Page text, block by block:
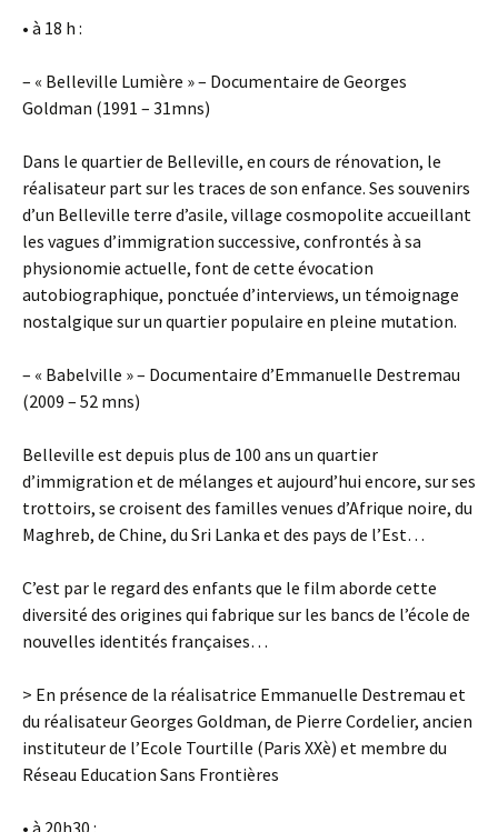
• à 18 h :
– « Belleville Lumière » – Documentaire de Georges
Goldman (1991 – 31mns)
Dans le quartier de Belleville, en cours de rénovation, le
réalisateur part sur les traces de son enfance. Ses souvenirs
d’un Belleville terre d’asile, village cosmopolite accueillant
les vagues d’immigration successive, confrontés à sa
physionomie actuelle, font de cette évocation
autobiographique, ponctuée d’interviews, un témoignage
nostalgique sur un quartier populaire en pleine mutation.
– « Babelville » – Documentaire d’Emmanuelle Destremau
(2009 – 52 mns)
Belleville est depuis plus de 100 ans un quartier
d’immigration et de mélanges et aujourd’hui encore, sur ses
trottoirs, se croisent des familles venues d’Afrique noire, du
Maghreb, de Chine, du Sri Lanka et des pays de l’Est…
C’est par le regard des enfants que le film aborde cette
diversité des origines qui fabrique sur les bancs de l’école de
nouvelles identités françaises…
> En présence de la réalisatrice Emmanuelle Destremau et
du réalisateur Georges Goldman, de Pierre Cordelier, ancien
instituteur de l’Ecole Tourtille (Paris XXè) et membre du
Réseau Education Sans Frontières